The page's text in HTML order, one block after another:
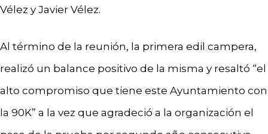
Vélez y Javier Vélez.
Al término de la reunión, la primera edil campera,
realizó un balance positivo de la misma y resaltó “el
alto compromiso que tiene este Ayuntamiento con
la 90K” a la vez que agradeció a la organización el